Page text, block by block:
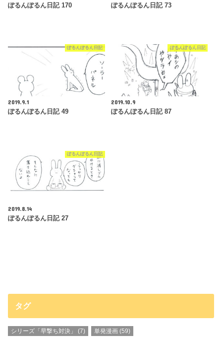
ぽるんぽるん日記 170
ぽるんぽるん日記 73
ぽるんぽるん日記
2019.9.1
ぽるんぽるん日記 49
ぽるんぽるん日記
2019.10.9
ぽるんぽるん日記 87
ぽるんぽるん日記
2019.8.14
ぽるんぽるん日記 27
タグ
シリーズ「早撃ち対決」 (7) 単発漫画(59)